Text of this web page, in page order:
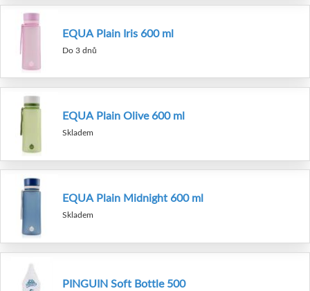
EQUA Plain Iris 600 ml
Do 3 dnů
EQUA Plain Olive 600 ml
Skladem
EQUA Plain Midnight 600 ml
Skladem
PINGUIN Soft Bottle 500